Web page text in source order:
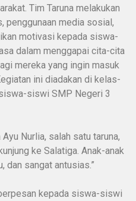
Tim Taruna melakukan
media sosial,
motivasi kepada siswa-
dalam menggapai cita-cita
mereka yang ingin masuk
ini diadakan di kelas-
siswi SMP Negeri 3
Nurlia, salah satu taruna,
ke Salatiga. Anak-anak
dan sangat antusias.”
kepada siswa-siswi